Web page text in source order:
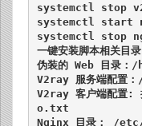
systemctl stop
systemctl start
systemctl stop
一键安装脚本相关目录
伪装的 Web 目录：
V2ray 服务端配
V2ray 客户端配置:
o.txt
Nginx 目录： /